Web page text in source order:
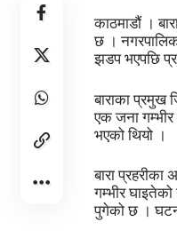
काठमाडौं ।
छ ।
झडप भएपछि
बाराका प्रमुख
एक जना
भएको थियो ।
बारा प्रहरीका
गम्भीर
पुगेको छ ।